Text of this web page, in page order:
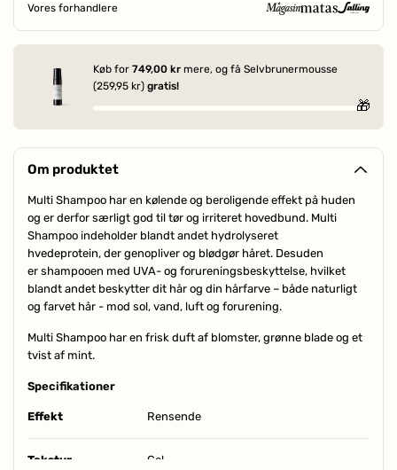
Om produktet
Multi Shampoo har en kølende og beroligende effekt på huden
og er derfor særligt god til tør og irriteret hovedbund. Multi
Shampoo indeholder blandt andet hydrolyseret
hvedeprotein, der genopliver og blødgør håret. Desuden
er shampooen med UVA- og forureningsbeskyttelse, hvilket
blandt andet beskytter dit hår og din hårfarve – både naturligt
og farvet hår - mod sol, vand, luft og forurening.
Multi Shampoo har en frisk duft af blomster, grønne blade og et
tvist af mint.
Specifikationer
Effekt Rensende
Tekstur Gel
Vores forhandlere SIDEN 1906
Køb for 749,00 kr mere, og få Selvbrunermousse
(259,95 kr) gratis!
🎁